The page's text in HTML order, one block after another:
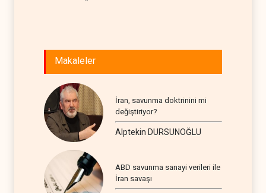
Makaleler
İran, savunma doktrinini mi
değiştiriyor?
Alptekin DURSUNOĞLU
ABD savunma sanayi verileri ile
İran savaşı